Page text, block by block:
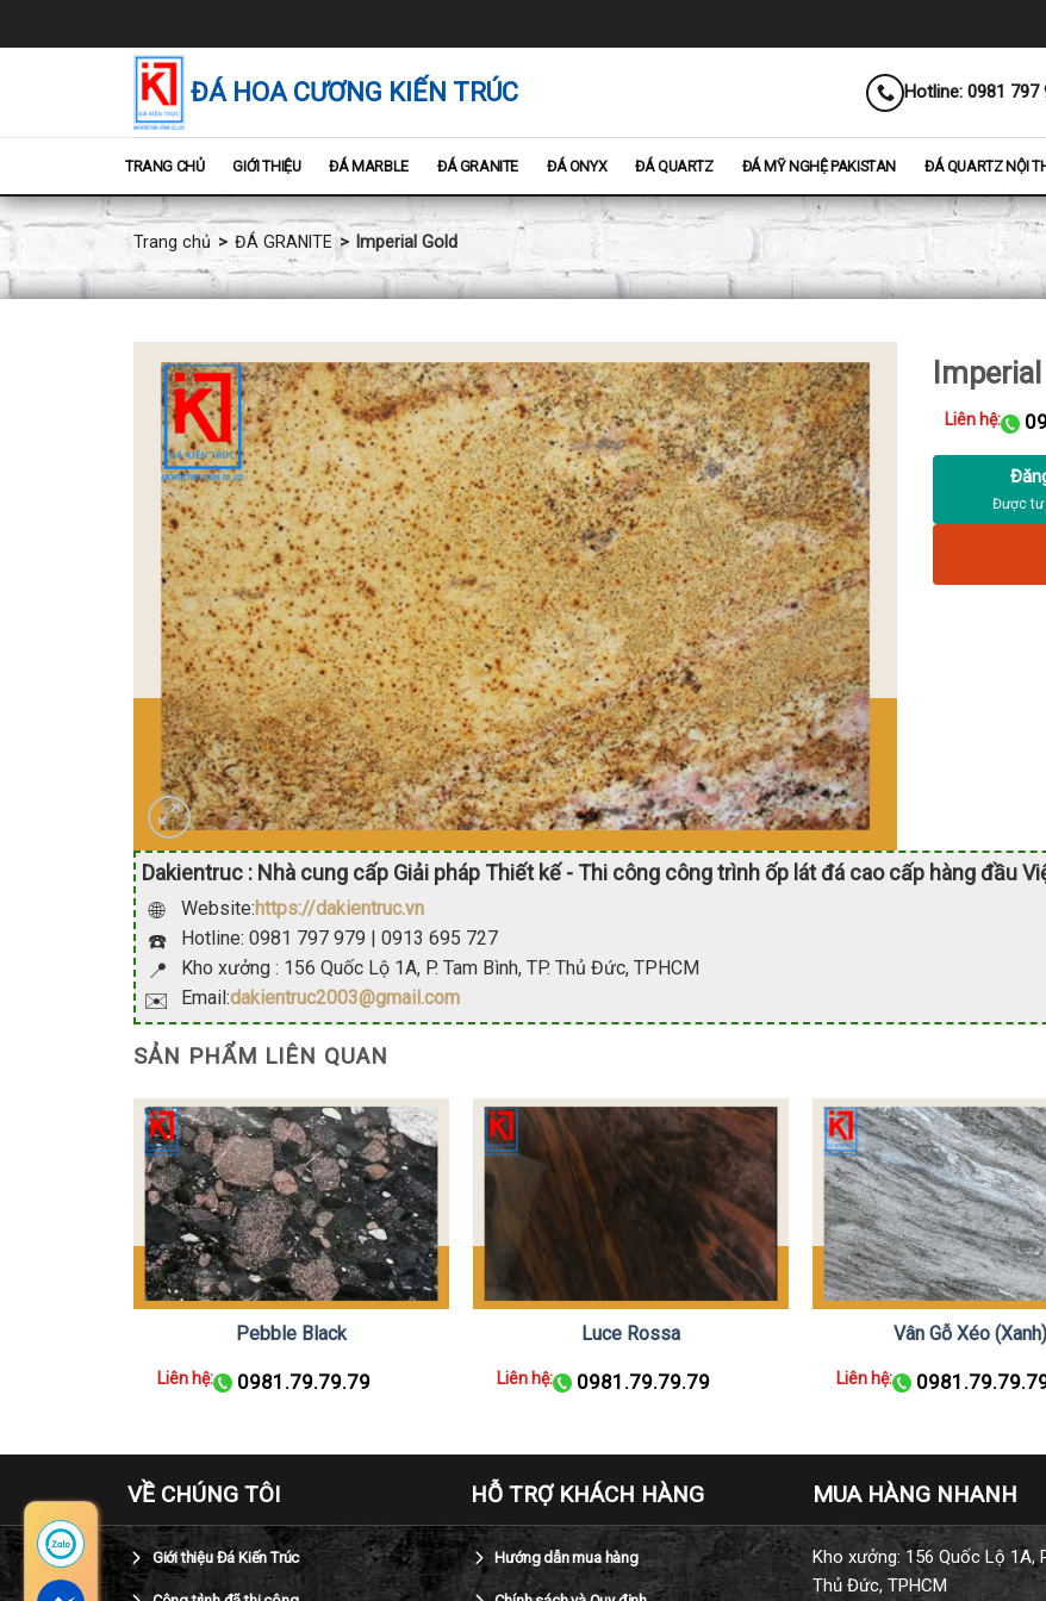
ĐÁ HOA CƯƠNG KIẾN TRÚC Hotline: 0981
TRANG CHỦ GIỚI THIỆU ĐÁ MARBLE ĐÁ GRANITE ĐÁ ONYX ĐÁ QUARTZ ĐÁ MỸ NGHỆ PAKISTAN ĐÁ QUARTZ NỘI
Trang chủ ĐÁ GRANITE Imperial Gold
Liên hệ:
Dakientruc : Nhà cung cấp Giải pháp Thiết kế - Thi công công trình ốp lát đá cao cấp hàng đầu
🌐
Website:https://dakientruc.vn
☎️ Hotline: 0981 797 979 | 0913 695 727
📍 Kho xưởng : 156 Quốc Lộ 1A, P. Tam Bình, TP. Thủ Đức, TPHCM
✉️ Email:dakientruc2003@gmail.com
SẢN PHẨM LIÊN QUAN
Pebble Black
Liên hệ: 0981.79.79.79
Luce Rossa
Liên hệ: 0981.79.79.79
Vân Gỗ Xéo (Xanh)
Liên hệ:
VỀ CHÚNG TÔI
Giới thiệu Đá Kiến Trúc
HỖ TRỢ KHÁCH HÀNG
Hướng dẫn mua hàng
MUA HÀNG NHANH
Kho xưởng: 156 Quốc Lộ 1A,
Thủ Đức, TPHCM